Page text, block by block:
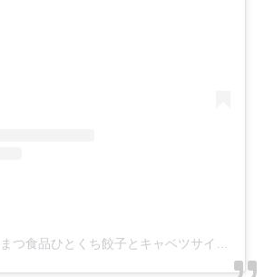
餃子工房RON byみまつ食品ひとくち餃子とキャベツサイダー(@mimatsu_gyouzakoubou_ron)がシェアした投稿